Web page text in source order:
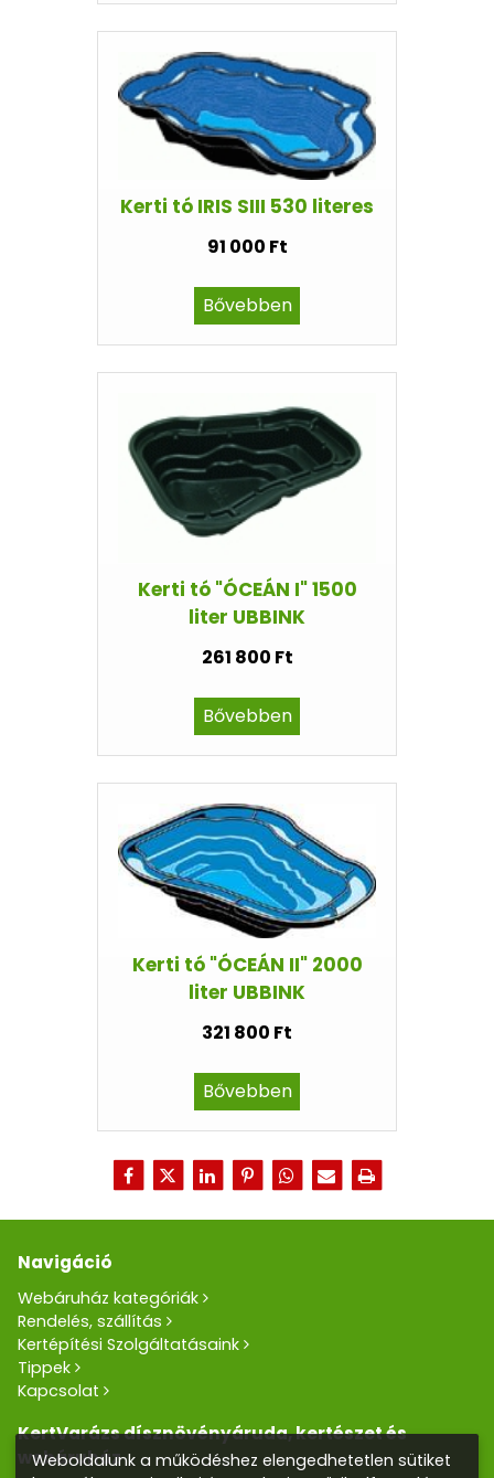
Kerti tó IRIS SIII 530 literes
91 000 Ft
Bővebben
Kerti tó "ÓCEÁN I" 1500
liter UBBINK
261 800 Ft
Bővebben
Kerti tó "ÓCEÁN II" 2000
liter UBBINK
321 800 Ft
Bővebben
Navigáció
Webáruház kategóriák
Rendelés, szállítás
Kertépítési Szolgáltatásaink
Tippek
Kapcsolat
KertVarázs dísznövényáruda, kertészet és
webáruház
Weboldalunk a működéshez elengedhetetlen sütiket